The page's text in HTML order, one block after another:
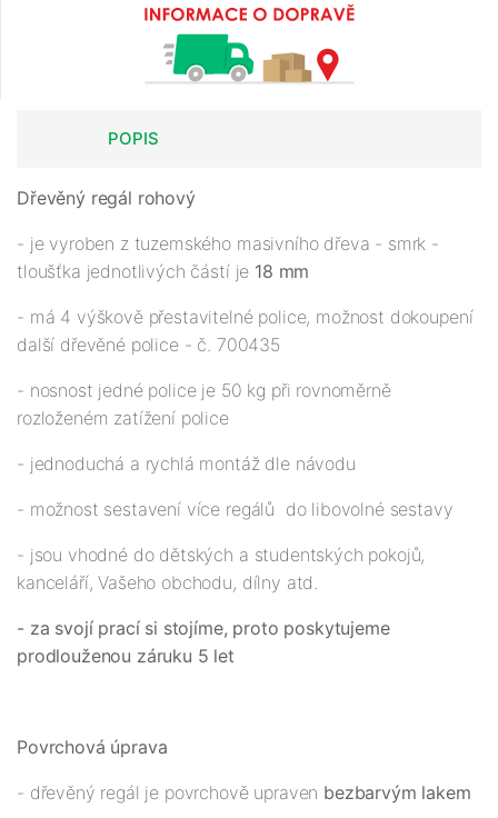
POPIS
Dřevěný regál rohový
- je vyroben z tuzemského masivního dřeva - smrk -
tloušťka jednotlivých částí je 18 mm
- má 4 výškově přestavitelné police, možnost dokoupení
další dřevěné police - č. 700435
- nosnost jedné police je 50 kg při rovnoměrně
rozloženém zatížení police
- jednoduchá a rychlá montáž dle návodu
- možnost sestavení více regálů do libovolné sestavy
- jsou vhodné do dětských a studentských pokojů,
kanceláří, Vašeho obchodu, dílny atd.
- za svojí prací si stojíme, proto poskytujeme
prodlouženou záruku 5 let
Povrchová úprava
- dřevěný regál je povrchově upraven bezbarvým lakem